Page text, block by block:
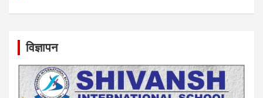
विज्ञापन